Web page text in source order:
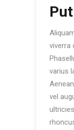
viverra
varius
vel